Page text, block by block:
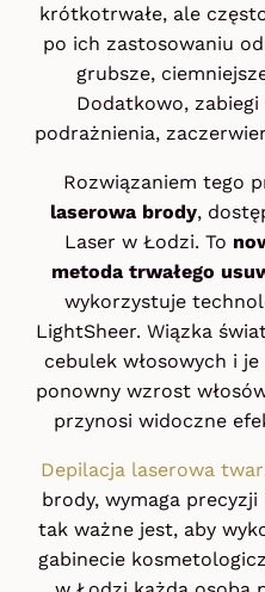
krótkotrwałe, ale
po ich zastosowaniu
grubsze,
Dodatkowo,
podrażnienia,
Rozwiązaniem tego
laserowa brody,
Laser w Łodzi. To
metoda trwałego
wykorzystuje
LightSheer. Wiązka
cebulek włosowych i
ponowny wzrost
przynosi widoczne
Depilacja laserowa
brody, wymaga
tak ważne jest, aby
gabinecie